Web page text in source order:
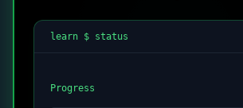
learn $ status
Progress